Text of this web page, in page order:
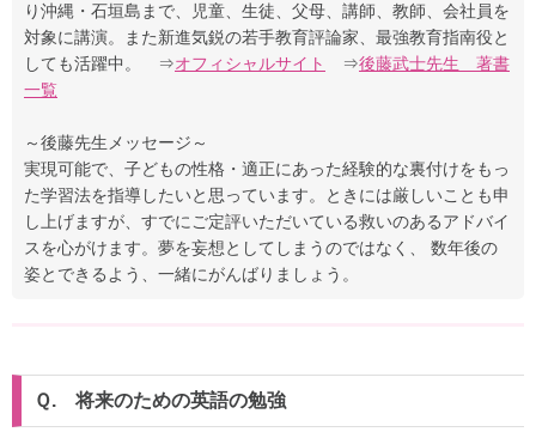
り沖縄・石垣島まで、児童、生徒、父母、講師、教師、会社員を
対象に講演。また新進気鋭の若手教育評論家、最強教育指南役と
しても活躍中。 ⇒オフィシャルサイト ⇒後藤武士先生 著書
一覧
～後藤先生メッセージ～
実現可能で、子どもの性格・適正にあった経験的な裏付けをもっ
た学習法を指導したいと思っています。ときには厳しいことも申
し上げますが、すでにご定評いただいている救いのあるアドバイ
スを心がけます。夢を妄想としてしまうのではなく、 数年後の
姿とできるよう、一緒にがんばりましょう。
Ｑ. 将来のための英語の勉強